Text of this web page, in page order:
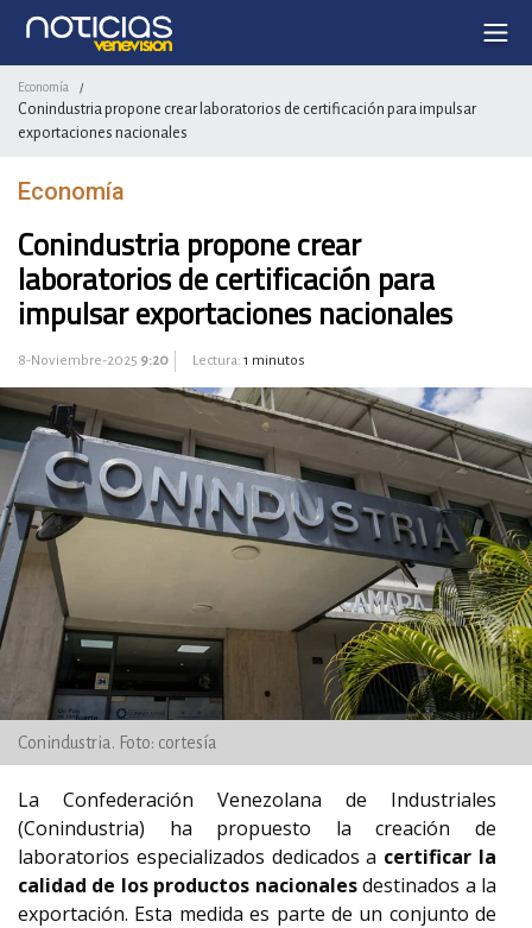
Economía /
Conindustria propone crear laboratorios de certificación para impulsar
exportaciones nacionales
Economía
Conindustria propone crear
laboratorios de certificación para
impulsar exportaciones nacionales
8-Noviembre-2025 9:20 Lectura: 1 minutos
Conindustria. Foto: cortesía
La Confederación Venezolana de Industriales
(Conindustria) ha propuesto la creación de
laboratorios especializados dedicados a certificar la
calidad de los productos nacionalesdestinados a la
exportación. Esta medida es parte de un conjunto de